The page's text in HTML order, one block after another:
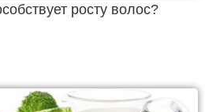
росту волос?